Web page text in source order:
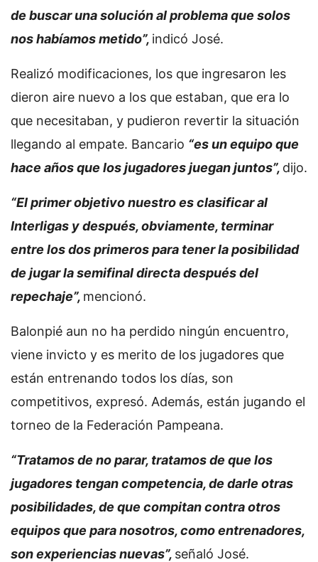
de buscar una solución al problema que solos
nos habíamos metido”, indicó José.
Realizó modificaciones, los que ingresaron les
dieron aire nuevo a los que estaban, que era lo
que necesitaban, y pudieron revertir la situación
llegando al empate. Bancario “es un equipo que
hace años que los jugadores juegan juntos”, dijo.
“El primer objetivo nuestro es clasificar al
Interligas y después, obviamente, terminar
entre los dos primeros para tener la posibilidad
de jugar la semifinal directa después del
repechaje”, mencionó.
Balonpié aun no ha perdido ningún encuentro,
viene invicto y es merito de los jugadores que
están entrenando todos los días, son
competitivos, expresó. Además, están jugando el
torneo de la Federación Pampeana.
“Tratamos de no parar, tratamos de que los
jugadores tengan competencia, de darle otras
posibilidades, de que compitan contra otros
equipos que para nosotros, como entrenadores,
son experiencias nuevas”, señaló José.